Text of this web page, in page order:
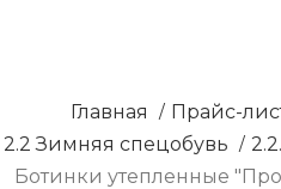
Главная / Прайс-
2.2 Зимняя спецобувь /
Ботинки утепленные